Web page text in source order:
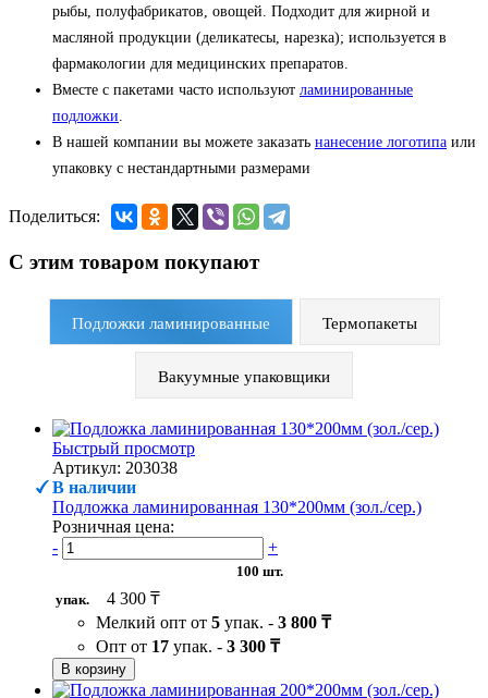
рыбы, полуфабрикатов, овощей. Подходит для жирной и
масляной продукции (деликатесы, нарезка); используется в
фармакологии для медицинских препаратов.
Вместе с пакетами часто используют ламинированные
подложки.
В нашей компании вы можете заказать нанесение логотипа или
упаковку с нестандартными размерами
Поделиться:
С этим товаром покупают
Подложки ламинированные Термопакеты
Вакуумные упаковщики
Быстрый просмотр
Артикул: 203038
В наличии
Подложка ламинированная 130*200мм (зол./сер.)
Розничная цена:
-
+
100 шт.
упак.
4 300 ₸
Мелкий опт от 5 упак. - 3 800 ₸
Опт от 17 упак. - 3 300 ₸
В корзину